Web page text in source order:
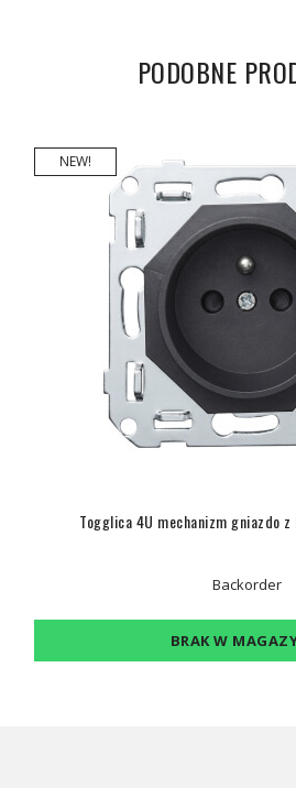
PODOBNE
NEW!
Togglica 4U mechanizm gniazdo
Backorder
BRAK W